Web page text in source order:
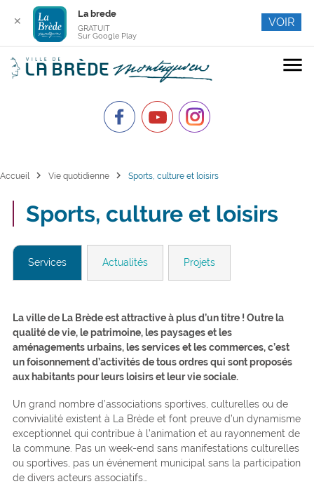
menu
Accueil chevron_right Vie quotidienne chevron_right Sports, culture et loisirs
Sports, culture et loisirs
Services Actualités Projets
La ville de La Brède est attractive à plus d’un titre ! Outre la
qualité de vie, le patrimoine, les paysages et les
aménagements urbains, les services et les commerces, c’est
un foisonnement d’activités de tous ordres qui sont proposés
aux habitants pour leurs loisirs et leur vie sociale.
Un grand nombre d’associations sportives, culturelles ou de
convivialité existent à La Brède et font preuve d’un dynamisme
exceptionnel qui contribue à l’animation et au rayonnement de
la commune. Pas un week-end sans manifestations culturelles
ou sportives, pas un événement municipal sans la participation
de divers acteurs associatifs…
✕
La brede
GRATUIT
Sur Google Play
VOIR